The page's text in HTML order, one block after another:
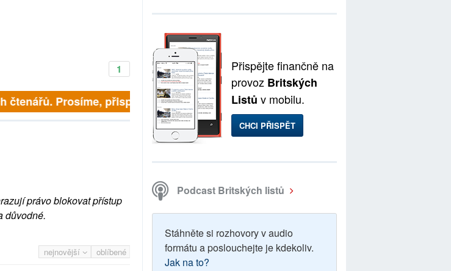
1
čtenářů. Prosíme, přispějte. ➥
právo blokovat přístup
důvodné.
nejnovější oblíbené
Přispějte finančně na
provoz Britských
Listů v mobilu.
CHCI PŘISPĚT
Podcast Britských listů
Stáhněte si rozhovory v audio
formátu a poslouchejte je kdekoliv.
Jak na to?